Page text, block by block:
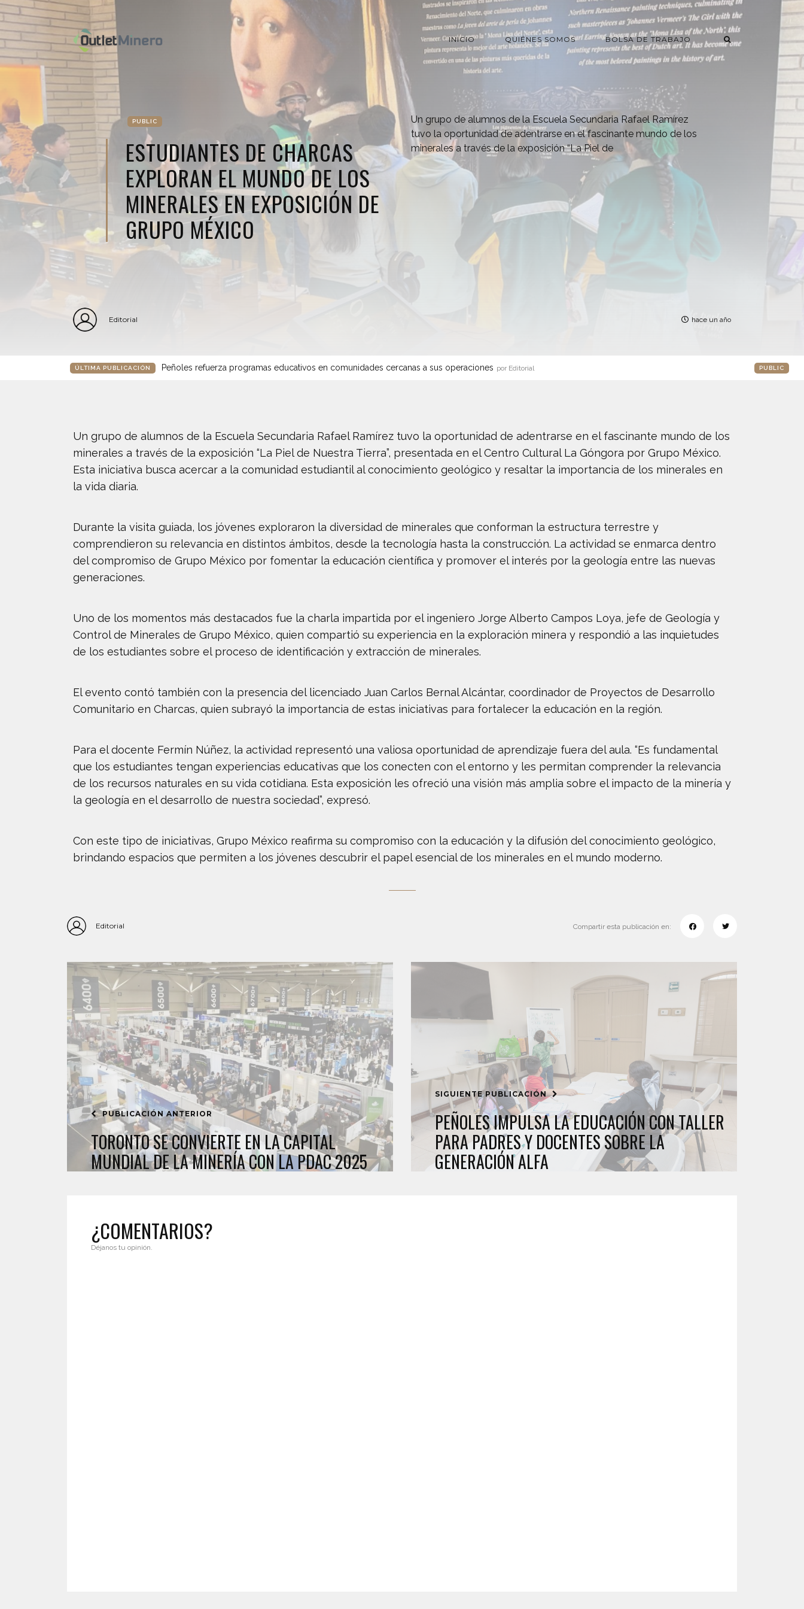
INICIO QUIÉNES SOMOS BOLSA DE TRABAJO
PUBLIC
ESTUDIANTES DE CHARCAS
EXPLORAN EL MUNDO DE LOS
MINERALES EN EXPOSICIÓN DE
GRUPO MÉXICO
Un grupo de alumnos de la Escuela Secundaria Rafael Ramírez
tuvo la oportunidad de adentrarse en el fascinante mundo de los
minerales a través de la exposición “La Piel de
Editorial hace un año
ÚLTIMA PUBLICACIÓN Peñoles refuerza programas educativos en comunidades cercanas a sus operaciones por Editorial PUBLIC
Un grupo de alumnos de la Escuela Secundaria Rafael Ramírez tuvo la oportunidad de adentrarse en el fascinante mundo de los
minerales a través de la exposición “La Piel de Nuestra Tierra”, presentada en el Centro Cultural La Góngora por Grupo México.
Esta iniciativa busca acercar a la comunidad estudiantil al conocimiento geológico y resaltar la importancia de los minerales en
la vida diaria.
Durante la visita guiada, los jóvenes exploraron la diversidad de minerales que conforman la estructura terrestre y
comprendieron su relevancia en distintos ámbitos, desde la tecnología hasta la construcción. La actividad se enmarca dentro
del compromiso de Grupo México por fomentar la educación científica y promover el interés por la geología entre las nuevas
generaciones.
Uno de los momentos más destacados fue la charla impartida por el ingeniero Jorge Alberto Campos Loya, jefe de Geología y
Control de Minerales de Grupo México, quien compartió su experiencia en la exploración minera y respondió a las inquietudes
de los estudiantes sobre el proceso de identificación y extracción de minerales.
El evento contó también con la presencia del licenciado Juan Carlos Bernal Alcántar, coordinador de Proyectos de Desarrollo
Comunitario en Charcas, quien subrayó la importancia de estas iniciativas para fortalecer la educación en la región.
Para el docente Fermín Núñez, la actividad representó una valiosa oportunidad de aprendizaje fuera del aula. “Es fundamental
que los estudiantes tengan experiencias educativas que los conecten con el entorno y les permitan comprender la relevancia
de los recursos naturales en su vida cotidiana. Esta exposición les ofreció una visión más amplia sobre el impacto de la minería y
la geología en el desarrollo de nuestra sociedad”, expresó.
Con este tipo de iniciativas, Grupo México reafirma su compromiso con la educación y la difusión del conocimiento geológico,
brindando espacios que permiten a los jóvenes descubrir el papel esencial de los minerales en el mundo moderno.
Editorial Compartir esta publicación en:
PUBLICACIÓN ANTERIOR
TORONTO SE CONVIERTE EN LA CAPITAL
MUNDIAL DE LA MINERÍA CON LA PDAC 2025
SIGUIENTE PUBLICACIÓN
PEÑOLES IMPULSA LA EDUCACIÓN CON TALLER
PARA PADRES Y DOCENTES SOBRE LA
GENERACIÓN ALFA
¿COMENTARIOS?
Déjanos tu opinión.